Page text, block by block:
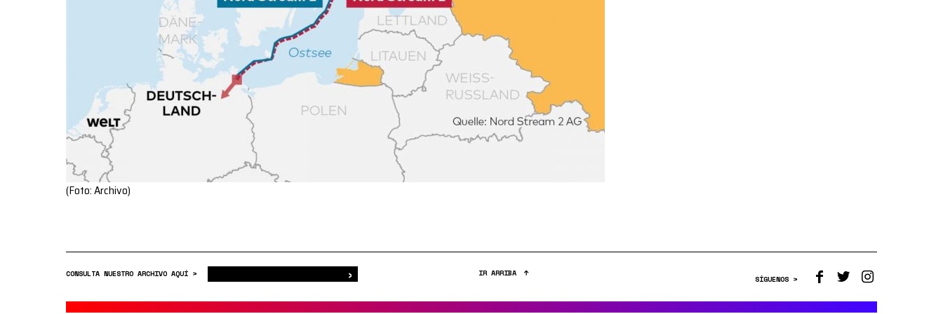
(Foto: Archivo)
CONSULTA NUESTRO ARCHIVO AQUÍ > › IR ARRIBA
SÍGUENOS >